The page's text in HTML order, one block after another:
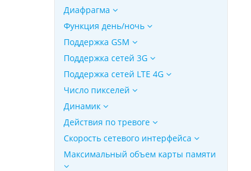
Диафрагма
Функция день/ночь
Поддержка GSM
Поддержка сетей 3G
Поддержка сетей LTE 4G
Число пикселей
Динамик
Действия по тревоге
Скорость сетевого интерфейса
Максимальный объем карты памяти